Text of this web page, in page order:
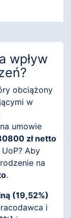
wpływ
obciążony
w
umowie
zł netto
Aby
na
.
(19,52%)
i